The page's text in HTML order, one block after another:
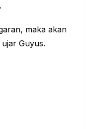
maka akan
Guyus.